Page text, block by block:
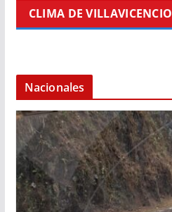
CLIMA DE VILLAVICENCIO
Nacionales